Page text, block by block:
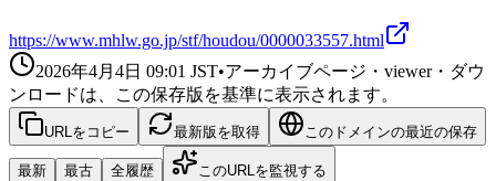
https://www.mhlw.go.jp/stf/houdou/0000033557.html
2026年4月4日 09:01 JST•アーカイブページ・viewer・ダウ
ンロードは、この保存版を基準に表示されます。
URLをコピー 最新版を取得 このドメインの最近の保存
最新 最古 全履歴 このURLを監視する